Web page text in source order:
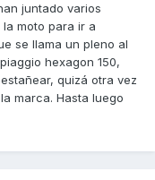
juntado varios
moto para ir a
se llama un pleno al
hexagon 150,
quizá otra vez
marca. Hasta luego